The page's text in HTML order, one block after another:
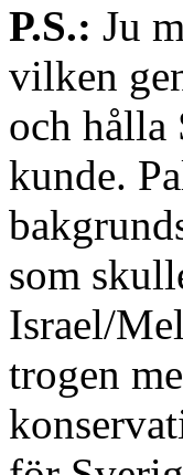
P.S.: Ju
vilken
och hålla
kunde.
som
Israel/
trogen